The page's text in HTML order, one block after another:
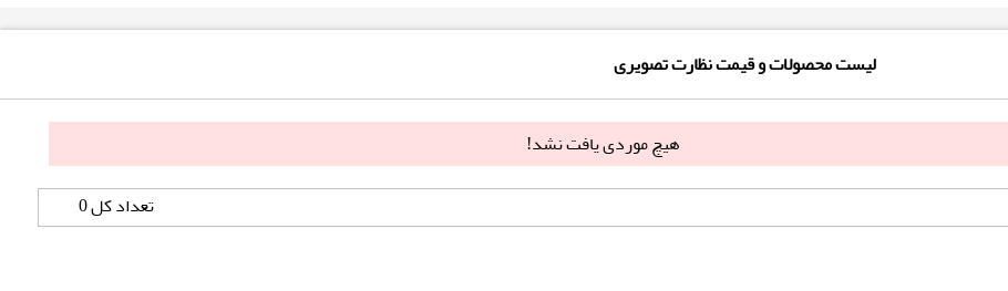
لیست محصولات و قیمت نظارت تصویری
هیچ موردی یافت نشد!
تعداد کل 0